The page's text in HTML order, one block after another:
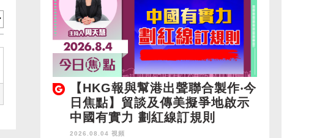
【HKG報與幫港出聲聯合製作‧今
日焦點】貿談及傳美擬爭地啟示
中國有實力 劃紅線訂規則
2026.08.04 視頻